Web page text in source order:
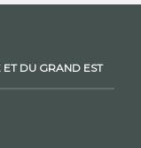
DU GRAND EST